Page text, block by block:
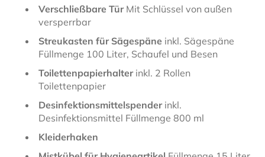
Verschließbare TürMit Schlüssel von außen
versperrbar
Streukasten für Sägespäne inkl. Sägespäne
Füllmenge 100 Liter, Schaufel und Besen
Toilettenpapierhalterinkl. 2 Rollen
Toilettenpapier
Desinfektionsmittelspenderinkl.
Desinfektionsmittel Füllmenge 800 ml
Kleiderhaken